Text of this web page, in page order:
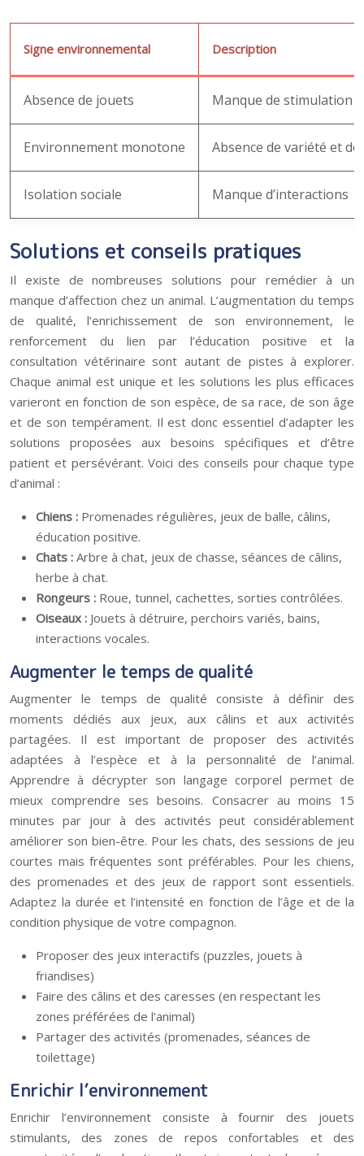
Signe environnemental Description
Absence de jouets Manque de stimulation
Environnement monotone Absence de variété et
Isolation sociale Manque d’interactions
Solutions et conseils pratiques
Il existe de nombreuses solutions pour remédier à un
manque d’affection chez un animal. L’augmentation du temps
de qualité, l’enrichissement de son environnement, le
renforcement du lien par l’éducation positive et la
consultation vétérinaire sont autant de pistes à explorer.
Chaque animal est unique et les solutions les plus efficaces
varieront en fonction de son espèce, de sa race, de son âge
et de son tempérament. Il est donc essentiel d’adapter les
solutions proposées aux besoins spécifiques et d’être
patient et persévérant. Voici des conseils pour chaque type
d’animal :
Chiens : Promenades régulières, jeux de balle, câlins,
éducation positive.
Chats : Arbre à chat, jeux de chasse, séances de câlins,
herbe à chat.
Rongeurs : Roue, tunnel, cachettes, sorties contrôlées.
Oiseaux : Jouets à détruire, perchoirs variés, bains,
interactions vocales.
Augmenter le temps de qualité
Augmenter le temps de qualité consiste à définir des
moments dédiés aux jeux, aux câlins et aux activités
partagées. Il est important de proposer des activités
adaptées à l’espèce et à la personnalité de l’animal.
Apprendre à décrypter son langage corporel permet de
mieux comprendre ses besoins. Consacrer au moins 15
minutes par jour à des activités peut considérablement
améliorer son bien-être. Pour les chats, des sessions de jeu
courtes mais fréquentes sont préférables. Pour les chiens,
des promenades et des jeux de rapport sont essentiels.
Adaptez la durée et l’intensité en fonction de l’âge et de la
condition physique de votre compagnon.
Proposer des jeux interactifs (puzzles, jouets à
friandises)
Faire des câlins et des caresses (en respectant les
zones préférées de l’animal)
Partager des activités (promenades, séances de
toilettage)
Enrichir l’environnement
Enrichir l’environnement consiste à fournir des jouets
stimulants, des zones de repos confortables et des